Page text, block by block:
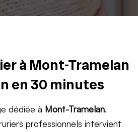
à Mont-Tramelan
en 30 minutes
dédiée à Mont-Tramelan.
professionnels intervient